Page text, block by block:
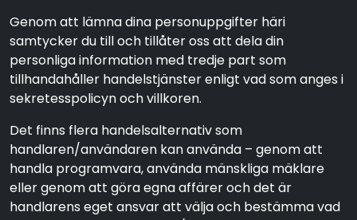
Genom att lämna dina personuppgifter häri
samtycker du till och tillåter oss att dela din
personliga information med tredje part som
tillhandahåller handelstjänster enligt vad som anges i
sekretesspolicyn och villkoren.
Det finns flera handelsalternativ som
handlaren/användaren kan använda – genom att
handla programvara, använda mänskliga mäklare
eller genom att göra egna affärer och det är
handlarens eget ansvar att välja och bestämma vad